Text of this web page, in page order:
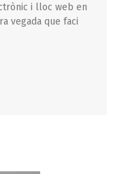
i lloc web en
vegada que faci